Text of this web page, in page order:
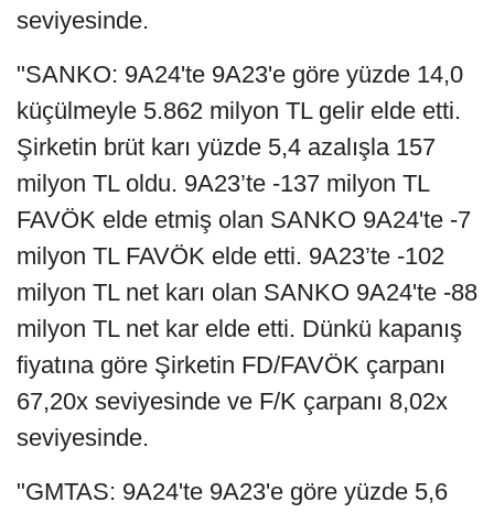
seviyesinde.
"SANKO: 9A24'te 9A23'e göre yüzde 14,0
küçülmeyle 5.862 milyon TL gelir elde etti.
Şirketin brüt karı yüzde 5,4 azalışla 157
milyon TL oldu. 9A23’te -137 milyon TL
FAVÖK elde etmiş olan SANKO 9A24'te -7
milyon TL FAVÖK elde etti. 9A23’te -102
milyon TL net karı olan SANKO 9A24'te -88
milyon TL net kar elde etti. Dünkü kapanış
fiyatına göre Şirketin FD/FAVÖK çarpanı
67,20x seviyesinde ve F/K çarpanı 8,02x
seviyesinde.
"GMTAS: 9A24'te 9A23'e göre yüzde 5,6